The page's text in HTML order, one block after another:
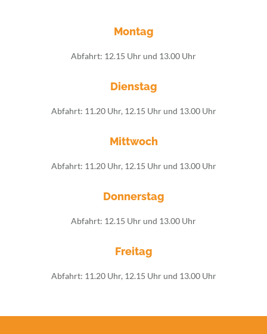
Montag
Abfahrt: 12.15 Uhr und 13.00 Uhr
Dienstag
Abfahrt: 11.20 Uhr, 12.15 Uhr und 13.00 Uhr
Mittwoch
Abfahrt: 11.20 Uhr, 12.15 Uhr und 13.00 Uhr
Donnerstag
Abfahrt: 12.15 Uhr und 13.00 Uhr
Freitag
Abfahrt: 11.20 Uhr, 12.15 Uhr und 13.00 Uhr